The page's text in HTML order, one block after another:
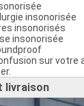
insonorisée
insonorisés
insonorisée
sur votre
livraison